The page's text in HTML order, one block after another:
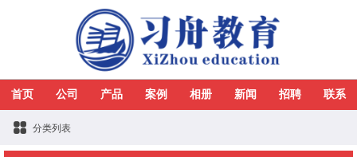
首页 公司 产品 案例 相册 新闻 招聘 联系
分类列表